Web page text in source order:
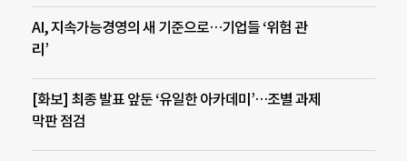
AI, 지속가능경영의 새 기준으로…기업들 ‘위험 관
리’
[화보] 최종 발표 앞둔 ‘유일한 아카데미’…조별 과제
막판 점검